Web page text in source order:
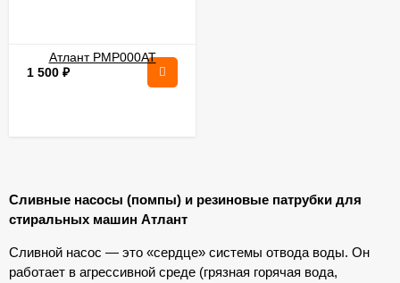
1 500 ₽
Сливные насосы (помпы) и резиновые патрубки для
стиральных машин Атлант
Сливной насос — это «сердце» системы отвода воды. Он
работает в агрессивной среде (грязная горячая вода,